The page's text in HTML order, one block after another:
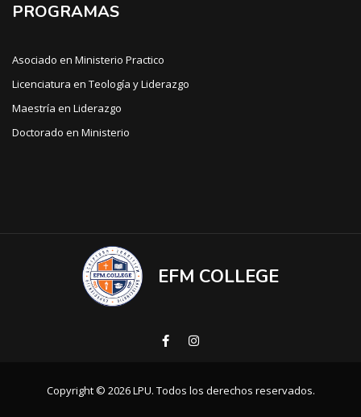
PROGRAMAS
Asociado en Ministerio Practico
Licenciatura en Teología y Liderazgo
Maestría en Liderazgo
Doctorado en Ministerio
EFM COLLEGE
Copyright © 2026 LPU. Todos los derechos reservados.